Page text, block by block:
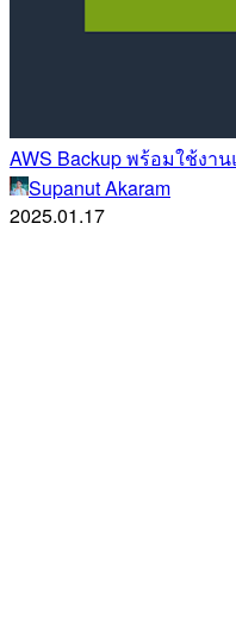
AWS Backup พร้อมใช้งา
Supanut Akaram
2025.01.17